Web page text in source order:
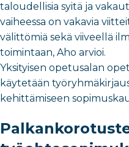
taloudellisia syitä ja
vaiheessa on vakavia
välittömiä sekä viiveellä
toimintaan, Aho arvioi.
Yksityisen opetusalan
käytetään
kehittämiseen